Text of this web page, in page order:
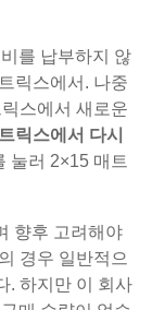
를 납부하지 않
릭스에서. 나중
스에서 새로운
릭스에서 다시
눌러 2×15 매트
향후 고려해야
경우 일반적으
. 하지만 이 회사